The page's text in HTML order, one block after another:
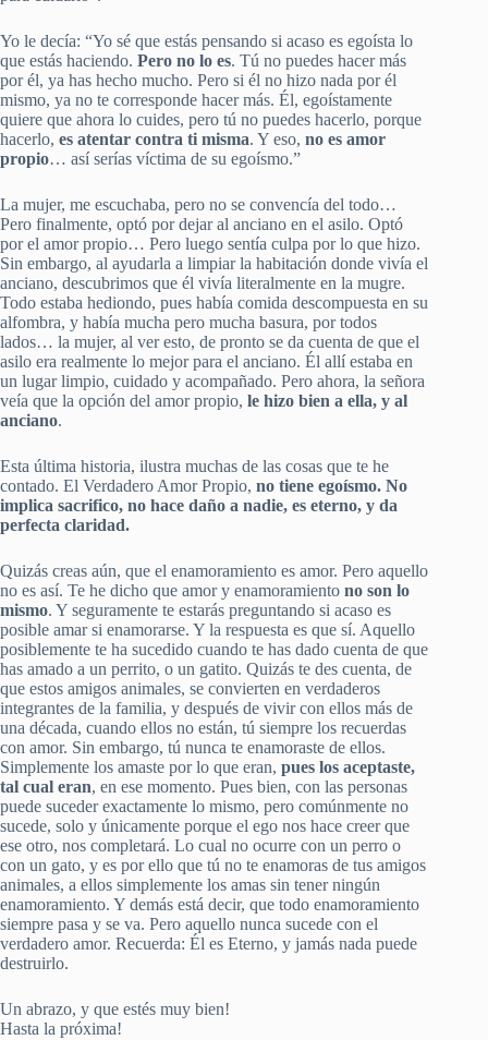
Yo le decía: “Yo sé que estás pensando si acaso es egoísta lo
que estás haciendo. Pero no lo es. Tú no puedes hacer más
por él, ya has hecho mucho. Pero si él no hizo nada por él
mismo, ya no te corresponde hacer más. Él, egoístamente
quiere que ahora lo cuides, pero tú no puedes hacerlo, porque
hacerlo, es atentar contra ti misma. Y eso, no es amor
propio… así serías víctima de su egoísmo.”
La mujer, me escuchaba, pero no se convencía del todo…
Pero finalmente, optó por dejar al anciano en el asilo. Optó
por el amor propio… Pero luego sentía culpa por lo que hizo.
Sin embargo, al ayudarla a limpiar la habitación donde vivía el
anciano, descubrimos que él vivía literalmente en la mugre.
Todo estaba hediondo, pues había comida descompuesta en su
alfombra, y había mucha pero mucha basura, por todos
lados… la mujer, al ver esto, de pronto se da cuenta de que el
asilo era realmente lo mejor para el anciano. Él allí estaba en
un lugar limpio, cuidado y acompañado. Pero ahora, la señora
veía que la opción del amor propio, le hizo bien a ella, y al
anciano.
Esta última historia, ilustra muchas de las cosas que te he
contado. El Verdadero Amor Propio, no tiene egoísmo. No
implica sacrifico, no hace daño a nadie, es eterno, y da
perfecta claridad.
Quizás creas aún, que el enamoramiento es amor. Pero aquello
no es así. Te he dicho que amor y enamoramiento no son lo
mismo. Y seguramente te estarás preguntando si acaso es
posible amar si enamorarse. Y la respuesta es que sí. Aquello
posiblemente te ha sucedido cuando te has dado cuenta de que
has amado a un perrito, o un gatito. Quizás te des cuenta, de
que estos amigos animales, se convierten en verdaderos
integrantes de la familia, y después de vivir con ellos más de
una década, cuando ellos no están, tú siempre los recuerdas
con amor. Sin embargo, tú nunca te enamoraste de ellos.
Simplemente los amaste por lo que eran, pues los aceptaste,
tal cual eran, en ese momento. Pues bien, con las personas
puede suceder exactamente lo mismo, pero comúnmente no
sucede, solo y únicamente porque el ego nos hace creer que
ese otro, nos completará. Lo cual no ocurre con un perro o
con un gato, y es por ello que tú no te enamoras de tus amigos
animales, a ellos simplemente los amas sin tener ningún
enamoramiento. Y demás está decir, que todo enamoramiento
siempre pasa y se va. Pero aquello nunca sucede con el
verdadero amor. Recuerda: Él es Eterno, y jamás nada puede
destruirlo.
Un abrazo, y que estés muy bien!
Hasta la próxima!